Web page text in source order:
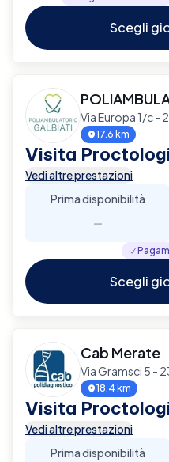
Scegli
Via Europa 1/c -
17.6 km
Visita
Vedi altre prestazioni
Prima disponibilità
-
Scegli
Cab Merate
Via Gramsci 5 -
18.4 km
Visita
Vedi altre prestazioni
Prima disponibilità